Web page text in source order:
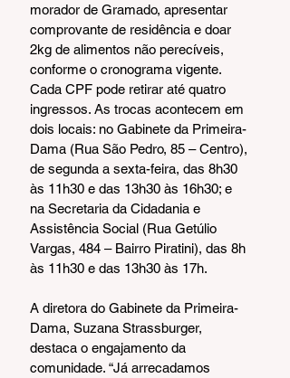
morador de Gramado, apresentar
comprovante de residência e doar
2kg de alimentos não perecíveis,
conforme o cronograma vigente.
Cada CPF pode retirar até quatro
ingressos. As trocas acontecem em
dois locais: no Gabinete da Primeira-
Dama (Rua São Pedro, 85 – Centro),
de segunda a sexta-feira, das 8h30
às 11h30 e das 13h30 às 16h30; e
na Secretaria da Cidadania e
Assistência Social (Rua Getúlio
Vargas, 484 – Bairro Piratini), das 8h
às 11h30 e das 13h30 às 17h.
A diretora do Gabinete da Primeira-
Dama, Suzana Strassburger,
destaca o engajamento da
comunidade. “Já arrecadamos